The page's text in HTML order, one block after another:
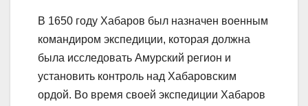
В 1650 году Хабаров был назначен военным
командиром экспедиции, которая должна
была исследовать Амурский регион и
установить контроль над Хабаровским
ордой. Во время своей экспедиции Хабаров